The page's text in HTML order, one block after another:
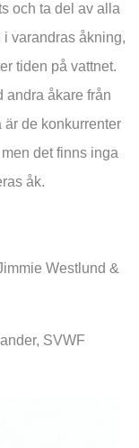
och ta del av alla
varandras åkning,
tiden på vattnet.
andra åkare från
är de konkurrenter
det finns inga
åk.
Westlund &
SVWF